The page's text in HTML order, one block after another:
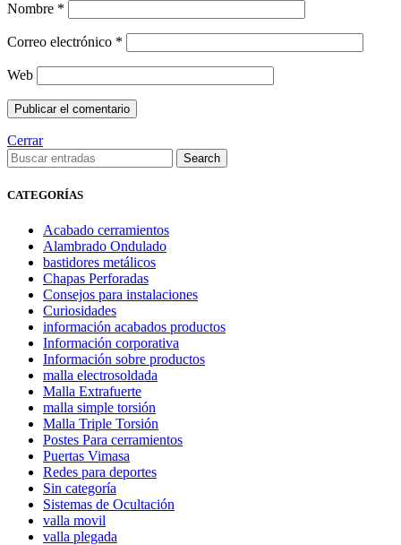
Nombre *
Correo electrónico *
Web
Cerrar
Search
CATEGORÍAS
Acabado cerramientos
Alambrado Ondulado
bastidores metálicos
Chapas Perforadas
Consejos para instalaciones
Curiosidades
información acabados productos
Información corporativa
Información sobre productos
malla electrosoldada
Malla Extrafuerte
malla simple torsión
Malla Triple Torsión
Postes Para cerramientos
Puertas Vimasa
Redes para deportes
Sin categoría
Sistemas de Ocultación
valla movil
valla plegada